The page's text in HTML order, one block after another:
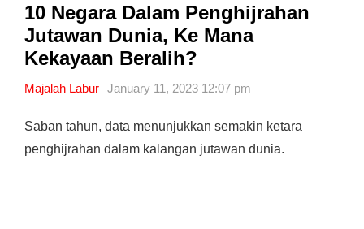
10 Negara Dalam Penghijrahan
Jutawan Dunia, Ke Mana
Kekayaan Beralih?
Majalah Labur January 11, 2023 12:07 pm
Saban tahun, data menunjukkan semakin ketara
penghijrahan dalam kalangan jutawan dunia.